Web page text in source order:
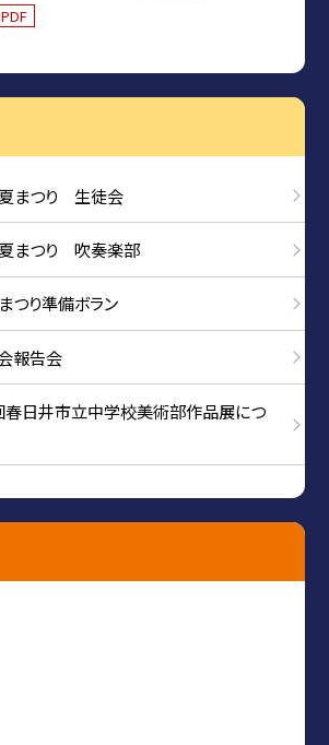
PDF
まつり 生徒会
まつり 吹奏楽部
つり準備ボラン
報告会
春日井市立中学校美術部作品展につ